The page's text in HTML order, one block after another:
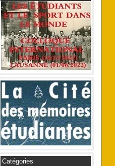
Catégories